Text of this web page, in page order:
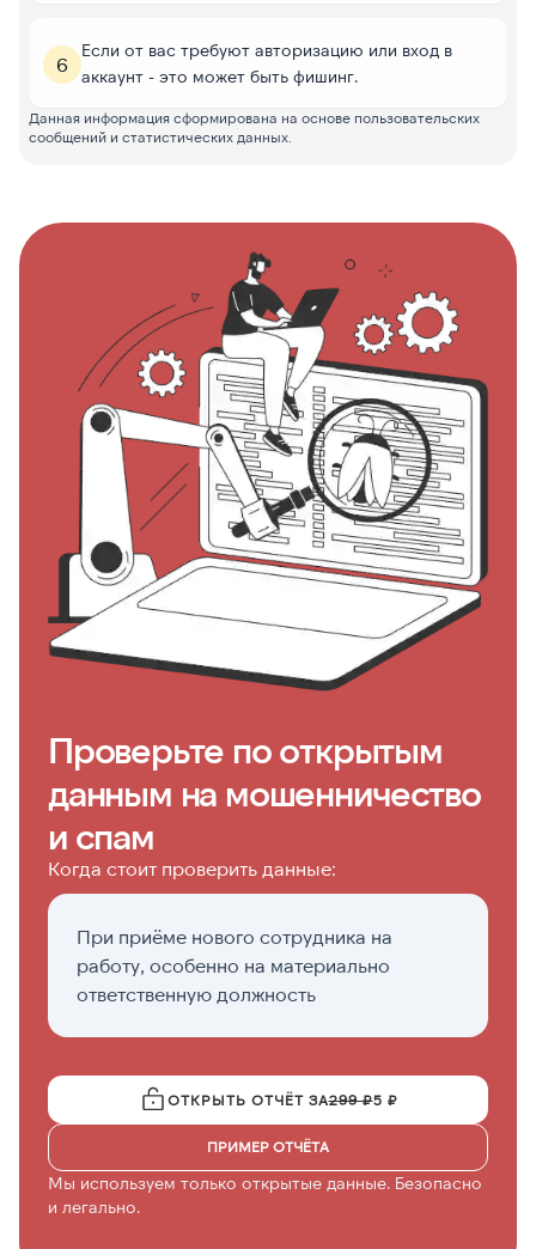
6
Если от вас требуют авторизацию или вход в
аккаунт - это может быть фишинг.
Данная информация сформирована на основе пользовательских
сообщений и статистических данных.
Проверьте по открытым
данным на мошенничество
и спам
Когда стоит проверить данные:
При приёме нового сотрудника на
работу, особенно на материально
ответственную должность
ОТКРЫТЬ ОТЧЁТ ЗА299 ₽5 ₽
ПРИМЕР ОТЧЁТА
Мы используем только открытые данные. Безопасно
и легально.